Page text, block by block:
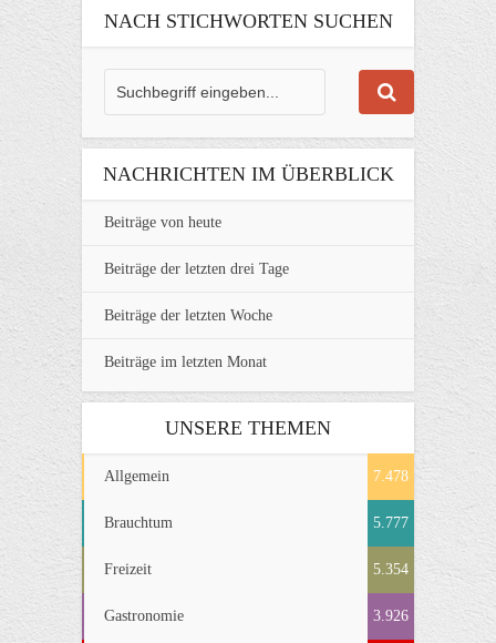
NACH STICHWORTEN SUCHEN
NACHRICHTEN IM ÜBERBLICK
Beiträge von heute
Beiträge der letzten drei Tage
Beiträge der letzten Woche
Beiträge im letzten Monat
UNSERE THEMEN
Allgemein 7.478
Brauchtum 5.777
Freizeit 5.354
Gastronomie 3.926